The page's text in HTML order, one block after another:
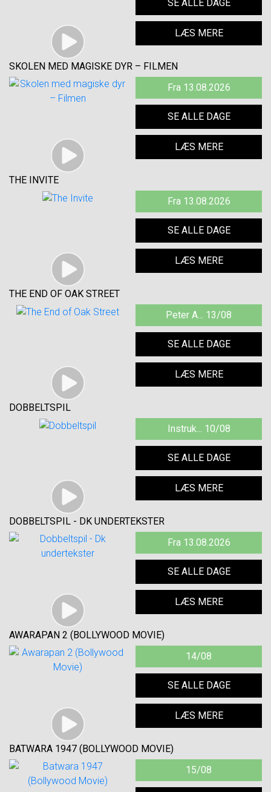
SE ALLE DAGE
LÆS MERE
SKOLEN MED MAGISKE DYR – FILMEN
Fra 13.08.2026
SE ALLE DAGE
LÆS MERE
THE INVITE
Fra 13.08.2026
SE ALLE DAGE
LÆS MERE
THE END OF OAK STREET
Peter A... 13/08
SE ALLE DAGE
LÆS MERE
DOBBELTSPIL
Instruk... 10/08
SE ALLE DAGE
LÆS MERE
DOBBELTSPIL - DK UNDERTEKSTER
Fra 13.08.2026
SE ALLE DAGE
LÆS MERE
AWARAPAN 2 (BOLLYWOOD MOVIE)
14/08
SE ALLE DAGE
LÆS MERE
BATWARA 1947 (BOLLYWOOD MOVIE)
15/08